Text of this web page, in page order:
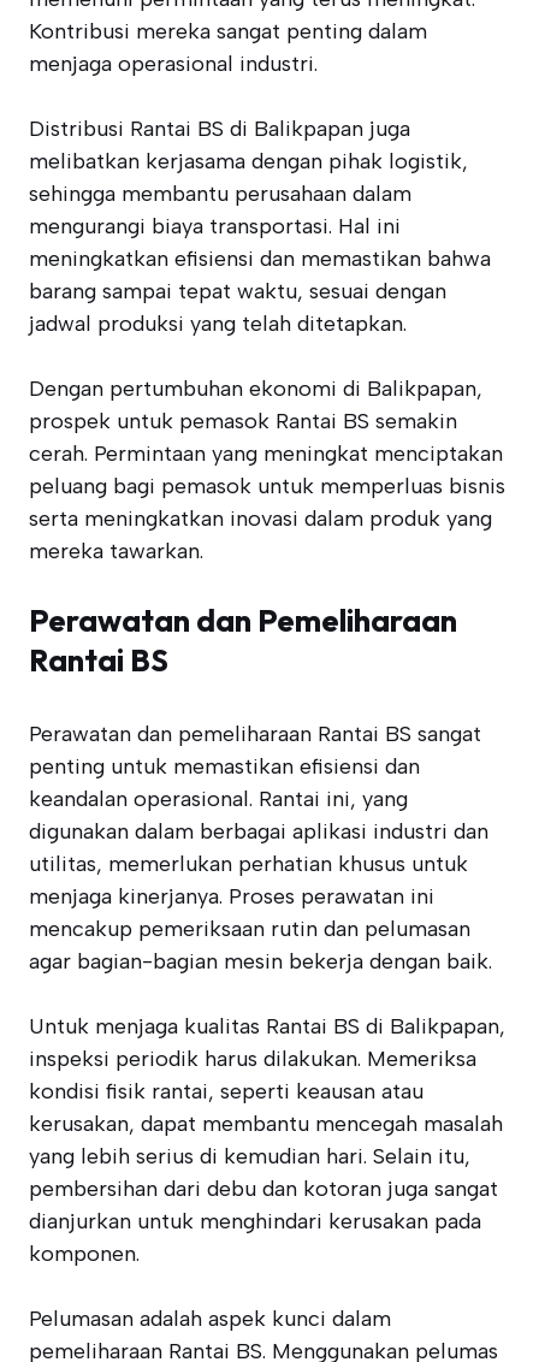
Kontribusi mereka sangat penting dalam
menjaga operasional industri.
Distribusi Rantai BS di Balikpapan juga
melibatkan kerjasama dengan pihak logistik,
sehingga membantu perusahaan dalam
mengurangi biaya transportasi. Hal ini
meningkatkan efisiensi dan memastikan bahwa
barang sampai tepat waktu, sesuai dengan
jadwal produksi yang telah ditetapkan.
Dengan pertumbuhan ekonomi di Balikpapan,
prospek untuk pemasok Rantai BS semakin
cerah. Permintaan yang meningkat menciptakan
peluang bagi pemasok untuk memperluas bisnis
serta meningkatkan inovasi dalam produk yang
mereka tawarkan.
Perawatan dan Pemeliharaan
Rantai BS
Perawatan dan pemeliharaan Rantai BS sangat
penting untuk memastikan efisiensi dan
keandalan operasional. Rantai ini, yang
digunakan dalam berbagai aplikasi industri dan
utilitas, memerlukan perhatian khusus untuk
menjaga kinerjanya. Proses perawatan ini
mencakup pemeriksaan rutin dan pelumasan
agar bagian-bagian mesin bekerja dengan baik.
Untuk menjaga kualitas Rantai BS di Balikpapan,
inspeksi periodik harus dilakukan. Memeriksa
kondisi fisik rantai, seperti keausan atau
kerusakan, dapat membantu mencegah masalah
yang lebih serius di kemudian hari. Selain itu,
pembersihan dari debu dan kotoran juga sangat
dianjurkan untuk menghindari kerusakan pada
komponen.
Pelumasan adalah aspek kunci dalam
pemeliharaan Rantai BS. Menggunakan pelumas